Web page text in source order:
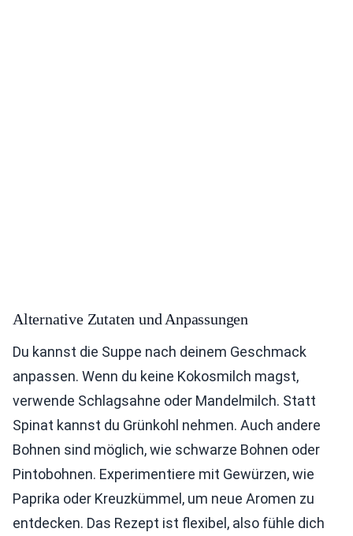
Alternative Zutaten und Anpassungen
Du kannst die Suppe nach deinem Geschmack
anpassen. Wenn du keine Kokosmilch magst,
verwende Schlagsahne oder Mandelmilch. Statt
Spinat kannst du Grünkohl nehmen. Auch andere
Bohnen sind möglich, wie schwarze Bohnen oder
Pintobohnen. Experimentiere mit Gewürzen, wie
Paprika oder Kreuzkümmel, um neue Aromen zu
entdecken. Das Rezept ist flexibel, also fühle dich